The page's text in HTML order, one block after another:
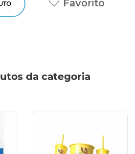
Favorito
da categoria